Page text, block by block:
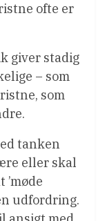
ofte er
giver stadig
– som
som
tanken
eller skal
udfordring.